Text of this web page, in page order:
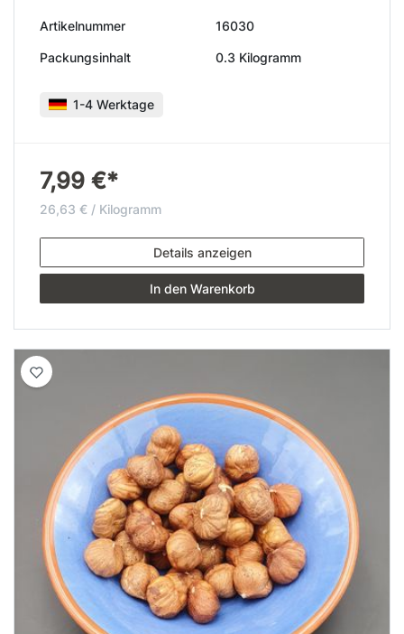
Artikelnummer 16030
Packungsinhalt 0.3 Kilogramm
1-4 Werktage
7,99 €*
26,63 € / Kilogramm
Details anzeigen
In den Warenkorb